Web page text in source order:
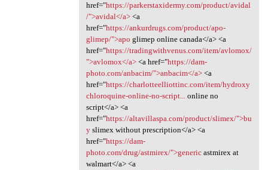
href="https://parkerstaxidermy.com/product/avidal
/">avidal</a><a
href="https://ankurdrugs.com/product/apo-
glimep/">apo glimep online canada</a> <a
href="https://tradingwithvenus.com/item/avlomox/
">avlomox</a><a href="https://dam-
photo.com/anbacim/">anbacim</a><a
href="https://charlotteelliottinc.com/item/hydroxy
chloroquine-online-no-script...online no
script</a> <a
href="https://altavillaspa.com/product/slimex/">bu
yslimex without prescription</a> <a
href="https://dam-
photo.com/drug/astmirex/">genericastmirex at
walmart</a> <a